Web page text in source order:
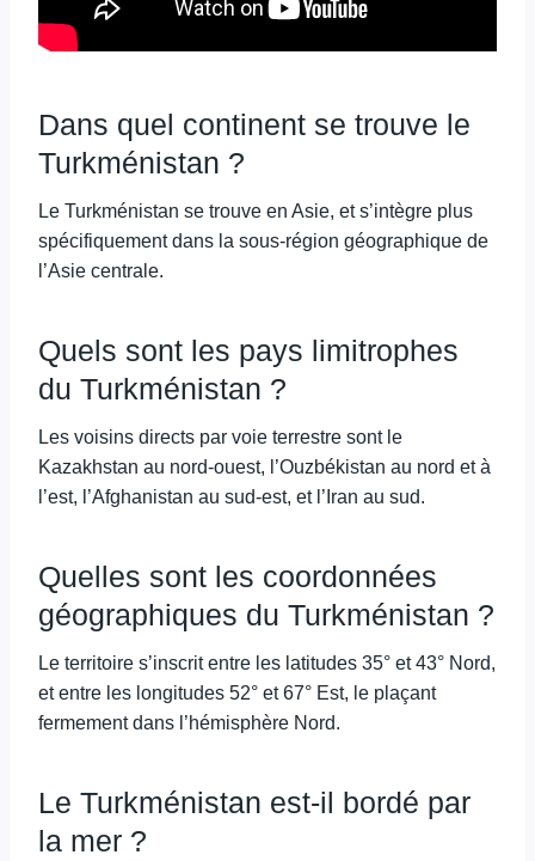
Dans quel continent se trouve le
Turkménistan ?
Le Turkménistan se trouve en Asie, et s’intègre plus
spécifiquement dans la sous-région géographique de
l’Asie centrale.
Quels sont les pays limitrophes
du Turkménistan ?
Les voisins directs par voie terrestre sont le
Kazakhstan au nord-ouest, l’Ouzbékistan au nord et à
l’est, l’Afghanistan au sud-est, et l’Iran au sud.
Quelles sont les coordonnées
géographiques du Turkménistan ?
Le territoire s’inscrit entre les latitudes 35° et 43° Nord,
et entre les longitudes 52° et 67° Est, le plaçant
fermement dans l’hémisphère Nord.
Le Turkménistan est-il bordé par
la mer ?